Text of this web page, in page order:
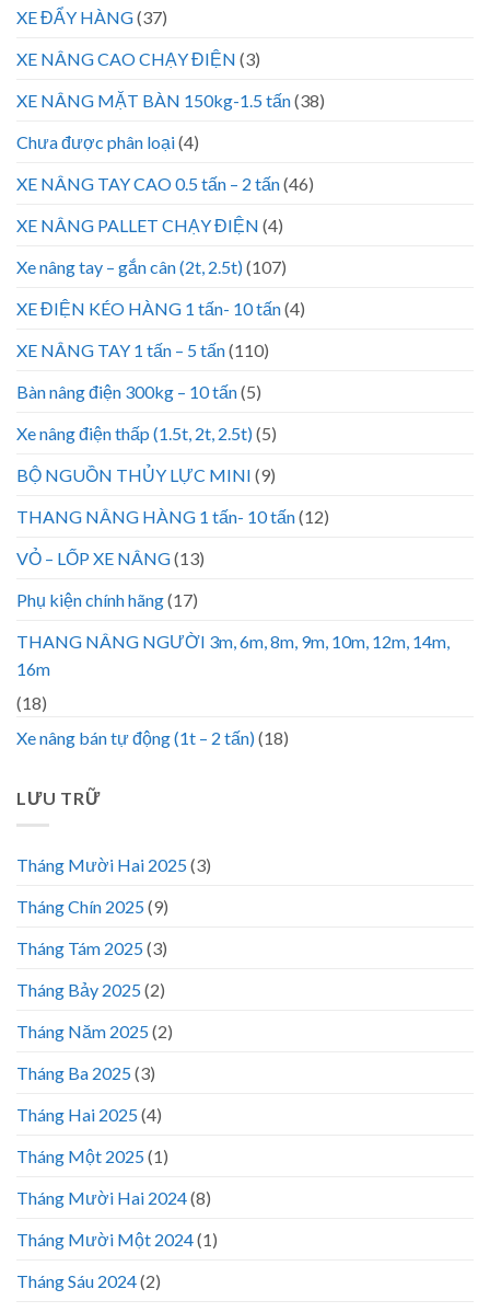
XE ĐẨY HÀNG(37)
XE NÂNG CAO CHẠY ĐIỆN (3)
XE NÂNG MẶT BÀN 150kg-1.5 tấn(38)
Chưa được phân loại(4)
XE NÂNG TAY CAO 0.5 tấn – 2 tấn(46)
XE NÂNG PALLET CHẠY ĐIỆN (4)
Xe nâng tay – gắn cân (2t, 2.5t)(107)
XE ĐIỆN KÉO HÀNG 1 tấn- 10 tấn(4)
XE NÂNG TAY 1 tấn – 5 tấn(110)
Bàn nâng điện 300kg – 10 tấn(5)
Xe nâng điện thấp (1.5t, 2t, 2.5t)(5)
BỘ NGUỒN THỦY LỰC MINI (9)
THANG NÂNG HÀNG 1 tấn- 10 tấn(12)
VỎ – LỐP XE NÂNG(13)
Phụ kiện chính hãng(17)
THANG NÂNG NGƯỜI 3m, 6m, 8m, 9m, 10m, 12m, 14m,
16m
(18)
Xe nâng bán tự động (1t – 2 tấn)(18)
LƯU TRỮ
Tháng Mười Hai 2025(3)
Tháng Chín 2025(9)
Tháng Tám 2025(3)
Tháng Bảy 2025(2)
Tháng Năm 2025(2)
Tháng Ba 2025(3)
Tháng Hai 2025(4)
Tháng Một 2025(1)
Tháng Mười Hai 2024(8)
Tháng Mười Một 2024(1)
Tháng Sáu 2024(2)